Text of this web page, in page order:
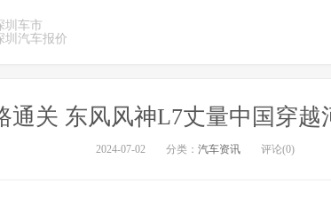
圳车市
圳汽车报价
通关 东风风神L7丈量中国穿越
2024-07-02 分类： 汽车资讯 评论(0)